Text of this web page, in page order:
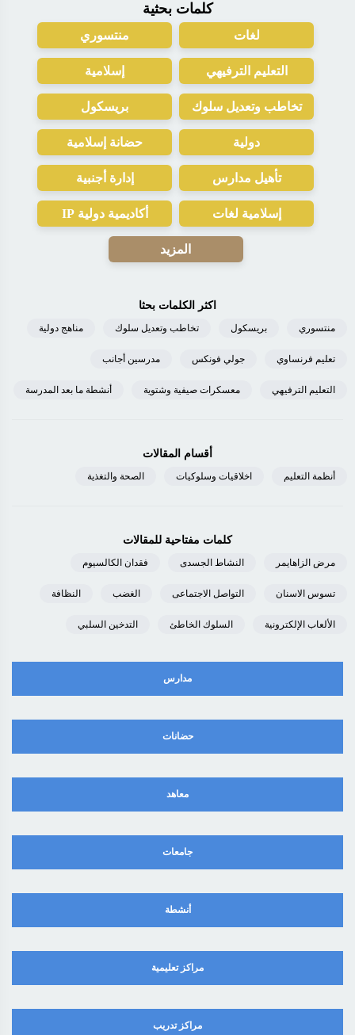
كلمات بحثية
لغات منتسوري
التعليم الترفيهي إسلامية
تخاطب وتعديل سلوك بريسكول
دولية حضانة إسلامية
تأهيل مدارس إدارة أجنبية
إسلامية لغات أكاديمية دولية IP
المزيد
اكثر الكلمات بحثا
منتسوري بريسكول تخاطب وتعديل سلوك مناهج دولية
تعليم فرنساوي جولي فونكس مدرسين أجانب
التعليم الترفيهي معسكرات صيفية وشتوية أنشطة ما بعد المدرسة
أقسام المقالات
أنظمة التعليم اخلاقيات وسلوكيات الصحة والتغذية
كلمات مفتاحية للمقالات
مرض الزاهايمر النشاط الجسدى فقدان الكالسيوم
تسوس الاسنان التواصل الاجتماعى الغضب النظافة
الألعاب الإلكترونية السلوك الخاطئ التدخين السلبي
مدارس
حضانات
معاهد
جامعات
أنشطة
مراكز تعليمية
مراكز تدريب